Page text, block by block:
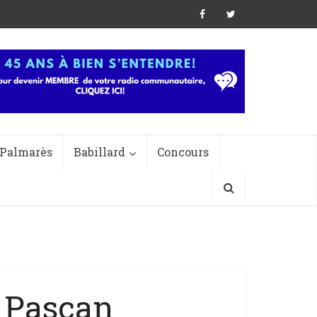
Palmarès Babillard Concours